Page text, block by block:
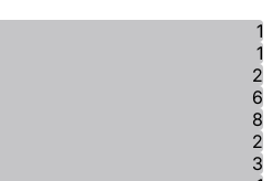
1
1
2
6
8
2
3